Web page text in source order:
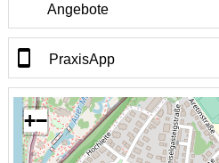
Angebote
PraxisApp
+−